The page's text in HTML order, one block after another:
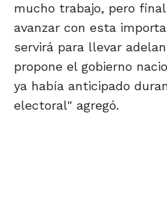
mucho trabajo, pero
avanzar con esta
servirá para llevar
propone el gobierno
ya había anticipado
electoral" agregó.